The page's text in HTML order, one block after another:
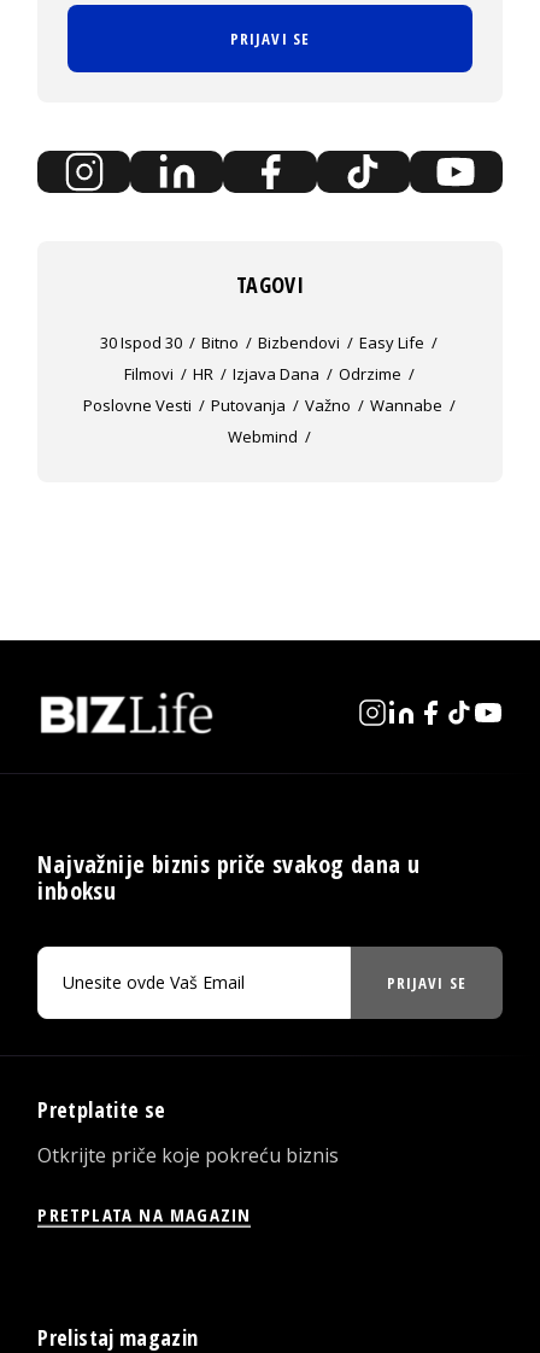
PRIJAVI SE
TAGOVI
30 Ispod 30 Bitno Bizbendovi
Easy Life
Filmovi
HR Izjava Dana
Odrzime
Poslovne Vesti
Putovanja Važno
Wannabe
Webmind
Najvažnije biznis priče svakog dana u
inboksu
PRIJAVI SE
Pretplatite se
Otkrijte priče koje pokreću biznis
PRETPLATA NA MAGAZIN
Prelistaj magazin